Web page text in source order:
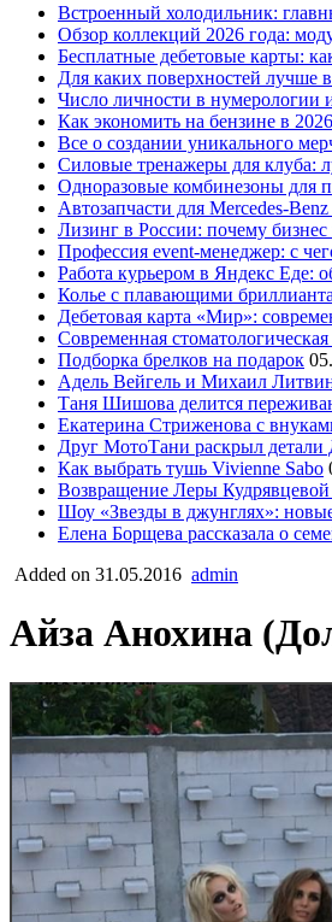
Встроенный холодильник:
Обзор коллекций 2026 года:
Бесплатные дебетовые карты:
Для каких поверхностей лучше
Число личности в нумерологии
Как экономить на бензине в
Все о создании уникального
Силовые тренажеры для клуба:
Одноразовые комбинезоны для
Автозапчасти для Mercedes-
Лизинг в России: почему
Профессия event-менеджер: с
Работа курьером в Яндекс Еде:
Колье с плавающими
Дебетовая карта «Мир»:
Современная
Подборка брелков на подарок
Адель Вейгель и Михаил Литвин
Таня Шишова делится
Екатерина Стриженова с
Друг МотоТани раскрыл
Как выбрать тушь Vivienne Sabo
Возвращение Леры
Шоу «Звезды в джунглях»:
Елена Борщева рассказала о
Added on 31.05.2016 admin
Айза Анохина